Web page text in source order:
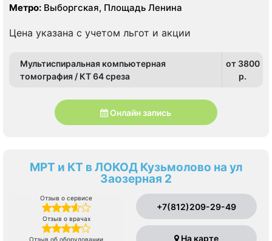
Метро: Выборгская, Площадь Ленина
Цена указана с учетом льгот и акции
Мультиспиральная компьютерная
томография / КТ 64 среза
от 3800
p.
Онлайн запись
МРТ и КТ в ЛОКОД Кузьмолово на ул
Заозерная 2
Отзыв о сервисе
Отзыв о врачах
Отзыв об оборудовании
+7(812)209-29-49
На карте